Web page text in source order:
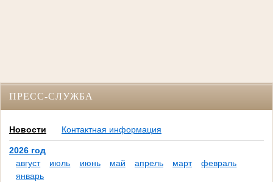
ПРЕСС-СЛУЖБА
Новости Контактная информация
2026 год
август
июль июнь май апрель март
февраль
январь